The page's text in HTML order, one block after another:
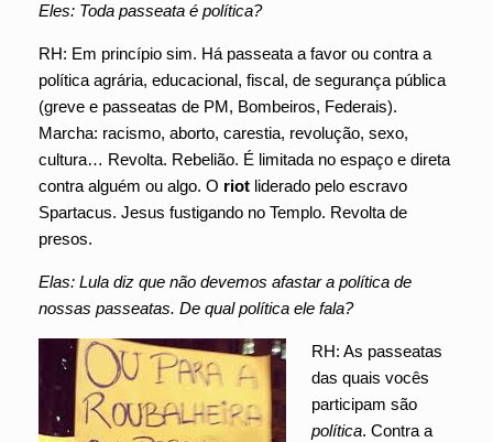
Eles: Toda passeata é política?
RH: Em princípio sim. Há passeata a favor ou contra a
política agrária, educacional, fiscal, de segurança pública
(greve e passeatas de PM, Bombeiros, Federais).
Marcha: racismo, aborto, carestia, revolução, sexo,
cultura… Revolta. Rebelião. É limitada no espaço e direta
contra alguém ou algo. O riot liderado pelo escravo
Spartacus. Jesus fustigando no Templo. Revolta de
presos.
Elas: Lula diz que não devemos afastar a política de
nossas passeatas. De qual política ele fala?
RH: As passeatas
das quais vocês
participam são
política. Contra a